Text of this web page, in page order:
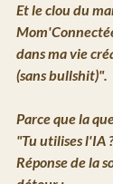
Et le clou du
dans ma vie
(sans bullshit)".
Parce que la
"Tu utilises l'IA
Réponse de la